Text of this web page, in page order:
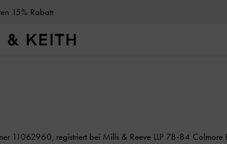
15% Rabatt
11062960, registriert bei Mills & Reeve LLP 78-84